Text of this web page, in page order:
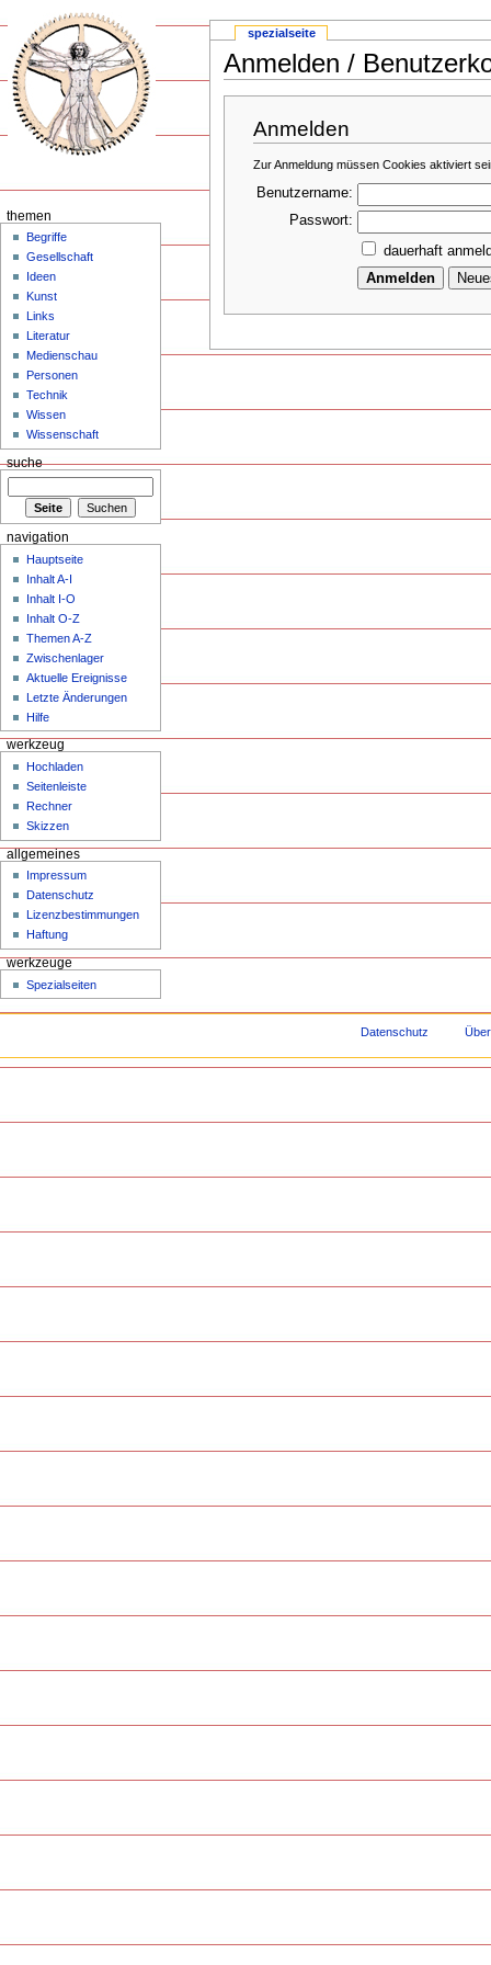
Anmelden /
Anmelden
Zur Anmeldung müssen Cookies aktiviert
Benutzername:
Passwort:
dauerhaft
spezialseite
themen
Begriffe
Gesellschaft
Ideen
Kunst
Links
Literatur
Medienschau
Personen
Technik
Wissen
Wissenschaft
suche
navigation
Hauptseite
Inhalt A-I
Inhalt I-O
Inhalt O-Z
Themen A-Z
Zwischenlager
Aktuelle Ereignisse
Letzte Änderungen
Hilfe
werkzeug
Hochladen
Seitenleiste
Rechner
Skizzen
allgemeines
Impressum
Datenschutz
Lizenzbestimmungen
Haftung
werkzeuge
Spezialseiten
Datenschutz